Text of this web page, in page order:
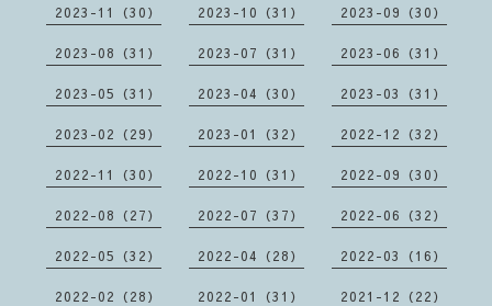
2023-11（30） 2023-10（31） 2023-09（30）
2023-08（31） 2023-07（31） 2023-06（31）
2023-05（31） 2023-04（30） 2023-03（31）
2023-02（29） 2023-01（32） 2022-12（32）
2022-11（30） 2022-10（31） 2022-09（30）
2022-08（27） 2022-07（37） 2022-06（32）
2022-05（32） 2022-04（28） 2022-03（16）
2022-02（28） 2022-01（31） 2021-12（22）